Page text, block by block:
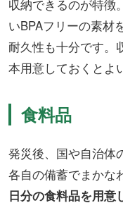
収納できるのが特徴
いBPAフリーの素材
耐久性も十分です。
本用意しておくとよ
食料品
発災後、国や自治体
各自の備蓄でまかな
日分の食料品を用意